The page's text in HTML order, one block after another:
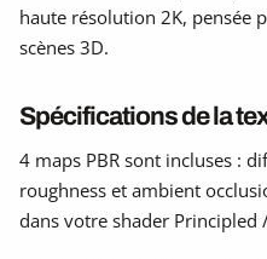
haute résolution 2K, pensée
scènes 3D.
Spécifications de la
4 maps PBR sont incluses :
roughness et ambient
dans votre shader Principled